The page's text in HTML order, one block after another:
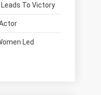
To Victory
Led